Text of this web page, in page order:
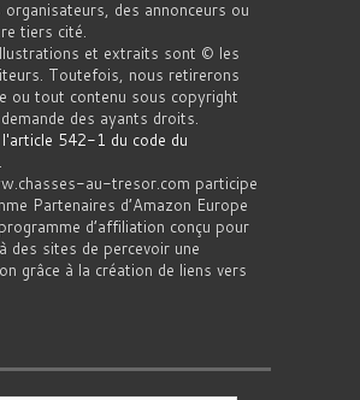
organisateurs, des annonceurs ou
tiers cité.
et extraits sont © les
Toutefois, nous retirerons
ou tout contenu sous copyright
des ayants droits.
l'article 542-1 du code du
.
au-tresor.com participe
Partenaires d’Amazon Europe
d’affiliation conçu pour
des sites de percevoir une
grâce à la création de liens vers